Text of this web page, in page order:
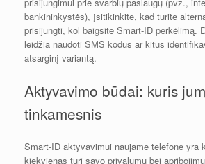
bankininkystės), įsitikinkite, kad turite
prisijungti, kol baigsite Smart-ID perkėlimą.
leidžia naudoti SMS kodus ar kitus
atsarginį variantą.
Aktyvavimo būdai: kuris
tinkamesnis
Smart-ID aktyvavimui naujame telefone yra
kiekvienas turi savo privalumų bei